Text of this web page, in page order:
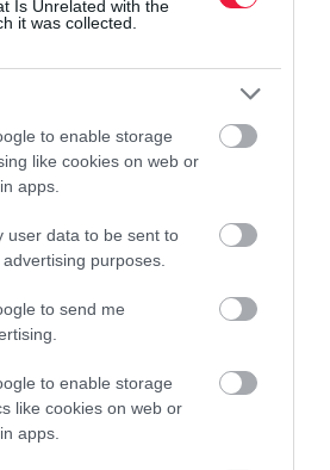
Is Unrelated with the
it was collected.
to enable storage
like cookies on web or
apps.
user data to be sent to
purposes.
to send me
to enable storage
like cookies on web or
apps.
nyert hallgató keres lakhatást,